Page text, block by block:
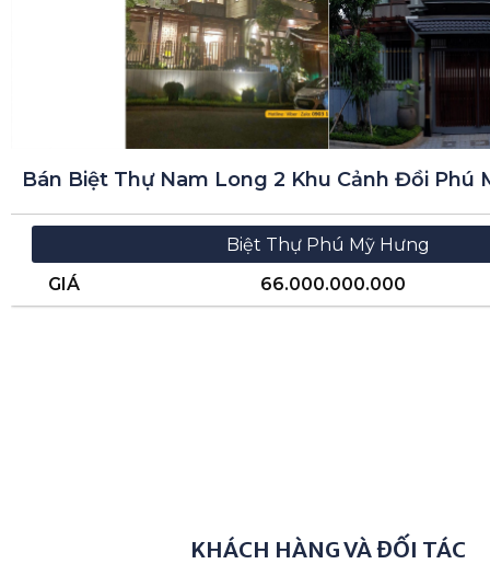
Bán Biệt Thự Nam Long 2 Khu Cảnh Đồi Phú
Biệt Thự Phú Mỹ Hưng
GIÁ
66.000.000.000
KHÁCH HÀNG VÀ ĐỐI TÁC